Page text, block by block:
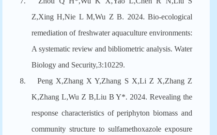
Z,Xing H,Nie L M,Wu Z B. 2024. Bio-ecological
remediation of freshwater aquaculture environments:
A systematic review and bibliometric analysis. Water
Biology and Security,3:10229.
8.
Peng X,Zhang X Y,Zhang S X,Li Z X,Zhang Z
K,Zhang L,Wu Z B,Liu B Y*. 2024. Revealing the
response characteristics of periphyton biomass and
community structure to sulfamethoxazole exposure